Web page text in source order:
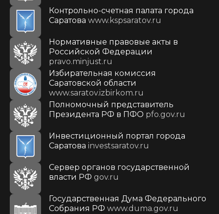
Контрольно-счетная палата города
Саратова www.kspsaratov.ru
Нормативные правовые акты в
Российской Федерации
pravo.minjust.ru
Избирательная комиссия
Саратовской области
www.saratov.izbirkom.ru
Полномочный представитель
Президента РФ в ПФО pfo.gov.ru
Инвестиционный портал города
Саратова investsaratov.ru
Сервер органов государственной
власти РФ gov.ru
Государственная Дума Федерального
Собрания РФ www.duma.gov.ru